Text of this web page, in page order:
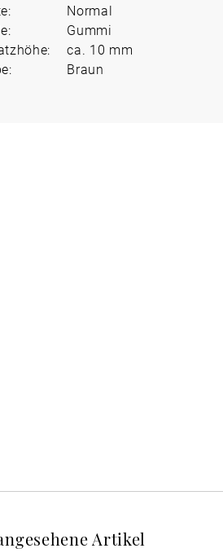
Normal
Gummi
ca. 10 mm
Braun
Artikel